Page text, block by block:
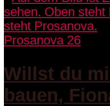
Prosanova 26
Willst du
bauen,